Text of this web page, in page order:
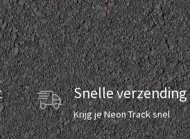
Snelle verzending
Krijg je Neon Track snel